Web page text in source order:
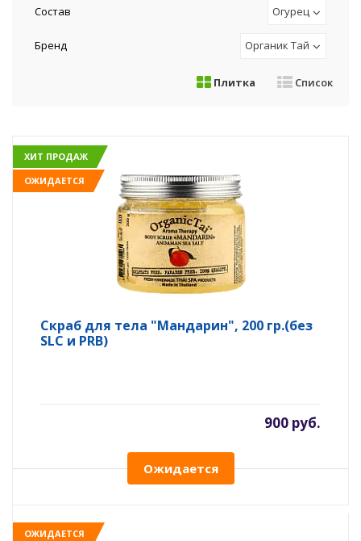
Состав Огурец
Бренд Органик Тай
Плитка Список
ХИТ ПРОДАЖ
ОЖИДАЕТСЯ
Скраб для тела "Мандарин", 200 гр.(без
SLC и PRB)
900 руб.
Ожидается
ОЖИДАЕТСЯ